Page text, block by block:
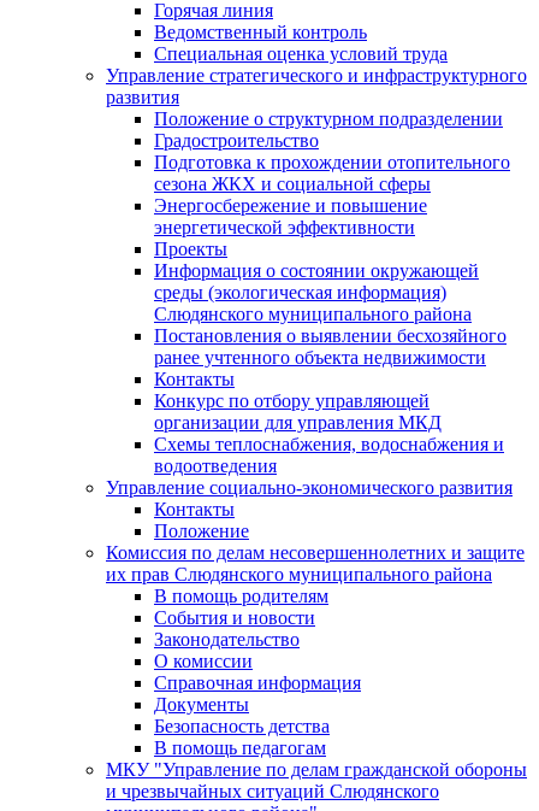
Горячая линия
Ведомственный контроль
Специальная оценка условий труда
Управление стратегического и инфраструктурного
развития
Положение о структурном подразделении
Градостроительство
Подготовка к прохождении отопительного
сезона ЖКХ и социальной сферы
Энергосбережение и повышение
энергетической эффективности
Проекты
Информация о состоянии окружающей
среды (экологическая информация)
Слюдянского муниципального района
Постановления о выявлении бесхозяйного
ранее учтенного объекта недвижимости
Контакты
Конкурс по отбору управляющей
организации для управления МКД
Схемы теплоснабжения, водоснабжения и
водоотведения
Управление социально-экономического развития
Контакты
Положение
Комиссия по делам несовершеннолетних и защите
их прав Слюдянского муниципального района
В помощь родителям
События и новости
Законодательство
О комиссии
Справочная информация
Документы
Безопасность детства
В помощь педагогам
МКУ "Управление по делам гражданской обороны
и чрезвычайных ситуаций Слюдянского